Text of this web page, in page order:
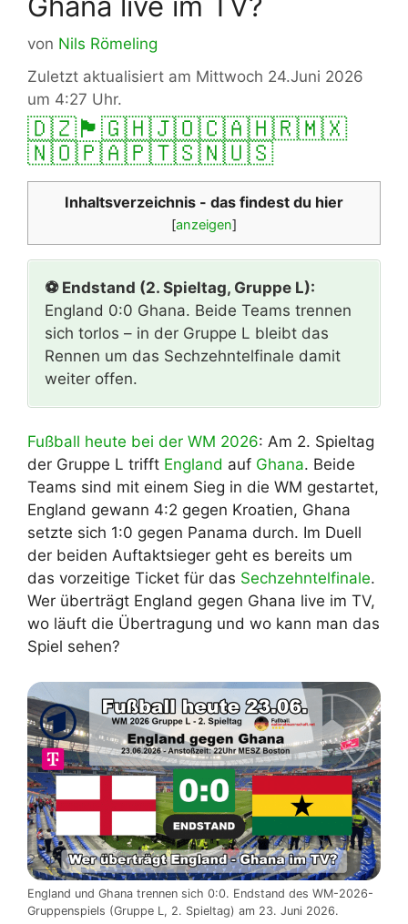
von Nils Römeling
Zuletzt aktualisiert am Mittwoch 24.Juni 2026
um 4:27 Uhr.
🇩🇿🏴󠁧󠁢󠁥󠁮󠁧󠁿🇬🇭🇯🇴🇨🇦🇭🇷🇲🇽
🇳🇴🇵🇦🇵🇹🇸🇳🇺🇸
Inhaltsverzeichnis - das findest du hier
[anzeigen]
⚽ Endstand (2. Spieltag, Gruppe L):
England 0:0 Ghana. Beide Teams trennen
sich torlos – in der Gruppe L bleibt das
Rennen um das Sechzehntelfinale damit
weiter offen.
Fußball heute bei der WM 2026: Am 2. Spieltag
der Gruppe L trifft England auf Ghana. Beide
Teams sind mit einem Sieg in die WM gestartet,
England gewann 4:2 gegen Kroatien, Ghana
setzte sich 1:0 gegen Panama durch. Im Duell
der beiden Auftaktsieger geht es bereits um
das vorzeitige Ticket für das Sechzehntelfinale.
Wer überträgt England gegen Ghana live im TV,
wo läuft die Übertragung und wo kann man das
Spiel sehen?
England und Ghana trennen sich 0:0. Endstand des WM-2026-
Gruppenspiels (Gruppe L, 2. Spieltag) am 23. Juni 2026.